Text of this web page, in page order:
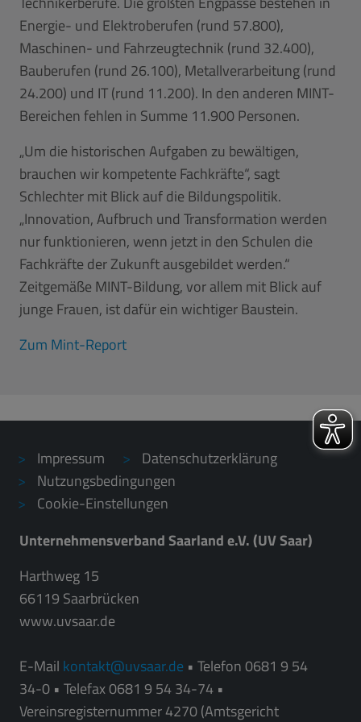
Energie- und Elektroberufen (rund 57.800),
Maschinen- und Fahrzeugtechnik (rund 32.400),
Bauberufen (rund 26.100), Metallverarbeitung (rund
24.200) und IT (rund 11.200). In den anderen MINT-
Bereichen fehlen in Summe 11.900 Personen.
„Um die historischen Aufgaben zu bewältigen,
brauchen wir kompetente Fachkräfte“, sagt
Schlechter mit Blick auf die Bildungspolitik.
„Innovation, Aufbruch und Transformation werden
nur funktionieren, wenn jetzt in den Schulen die
Fachkräfte der Zukunft ausgebildet werden.“
Zeitgemäße MINT-Bildung, vor allem mit Blick auf
junge Frauen, ist dafür ein wichtiger Baustein.
Zum Mint-Report
Impressum
Datenschutzerklärung
Nutzungsbedingungen
Cookie-Einstellungen
Unternehmensverband Saarland e.V. (UV Saar)
Harthweg 15
66119 Saarbrücken
www.uvsaar.de
E-Mail kontakt uvsaar.de • Telefon 0681 9 54
34-0 • Telefax 0681 9 54 34-74 •
Vereinsregisternummer 4270 (Amtsgericht